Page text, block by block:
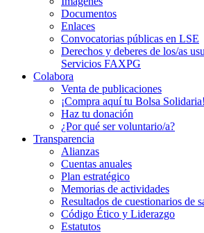
Documentos
Enlaces
Convocatorias públicas en LSE
Derechos y deberes de los/as
Servicios FAXPG
Colabora
Venta de publicaciones
¡Compra aquí tu Bolsa Solidaria!
Haz tu donación
¿Por qué ser voluntario/a?
Transparencia
Alianzas
Cuentas anuales
Plan estratégico
Memorias de actividades
Resultados de cuestionarios de
Código Ético y Liderazgo
Estatutos